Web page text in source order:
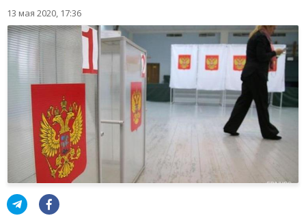
13 мая 2020, 17:36